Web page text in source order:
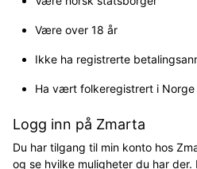
Være over 18 år
Ikke ha registrerte
Ha vært folkeregistrert i Norge
Logg inn på Zmarta
Du har tilgang til min konto hos
og se hvilke muligheter du har der.